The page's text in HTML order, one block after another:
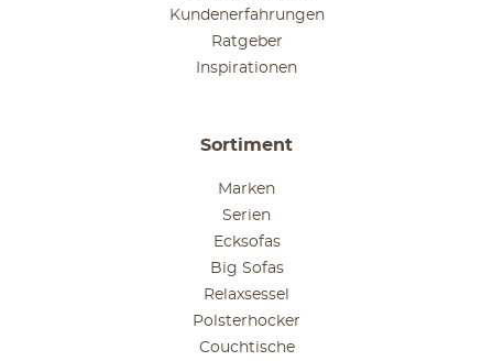
Kundenerfahrungen
Ratgeber
Inspirationen
Sortiment
Marken
Serien
Ecksofas
Big Sofas
Relaxsessel
Polsterhocker
Couchtische